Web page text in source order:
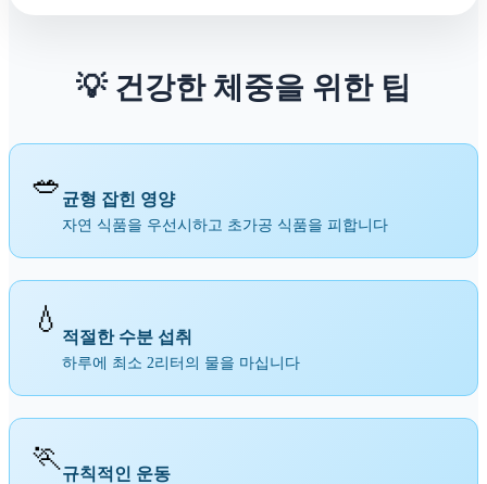
💡 건강한 체중을 위한 팁
🥗 균형 잡힌 영양
자연 식품을 우선시하고 초가공 식품을 피합니다
💧 적절한 수분 섭취
하루에 최소 2리터의 물을 마십니다
🏃 규칙적인 운동